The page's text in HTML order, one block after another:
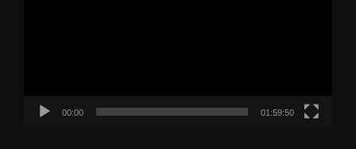
00:00 01:59:50